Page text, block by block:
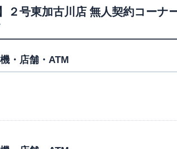
２号東加古川店 無人契約コーナ
・店舗・ATM